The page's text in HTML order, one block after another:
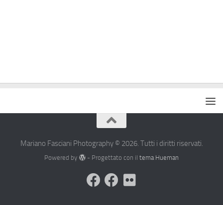
Mariano Fasciani Photography © 2026. Tutti i diritti riservati.
Powered by - Progettato con il tema Hueman